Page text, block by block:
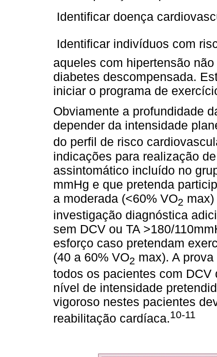
 Identificar doença
 Identificar indivíduos com
aqueles com hipertensão
diabetes descompensada.
iniciar o programa de
Obviamente a profundidade
depender da intensidade
do perfil de risco
indicações para realização
assintomático incluído no
mmHg e que pretenda
a moderada (<60% VO2
investigação diagnóstica
sem DCV ou TA >180/
esforço caso pretendam
(40 a 60% VO2 max). A
todos os pacientes com
nível de intensidade
vigoroso nestes pacientes
reabilitação cardíaca.10-11